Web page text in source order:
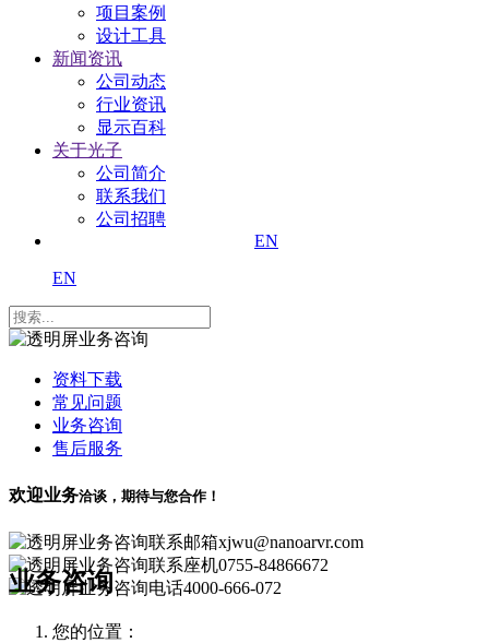
项目案例
设计工具
新闻资讯
公司动态
行业资讯
显示百科
关于光子
公司简介
联系我们
公司招聘
EN
EN
业务咨询
您的位置：
资料下载
常见问题
业务咨询
售后服务
欢迎业务洽谈，期待与您合作！
xjwu@nanoarvr.com
0755-84866672
4000-666-072